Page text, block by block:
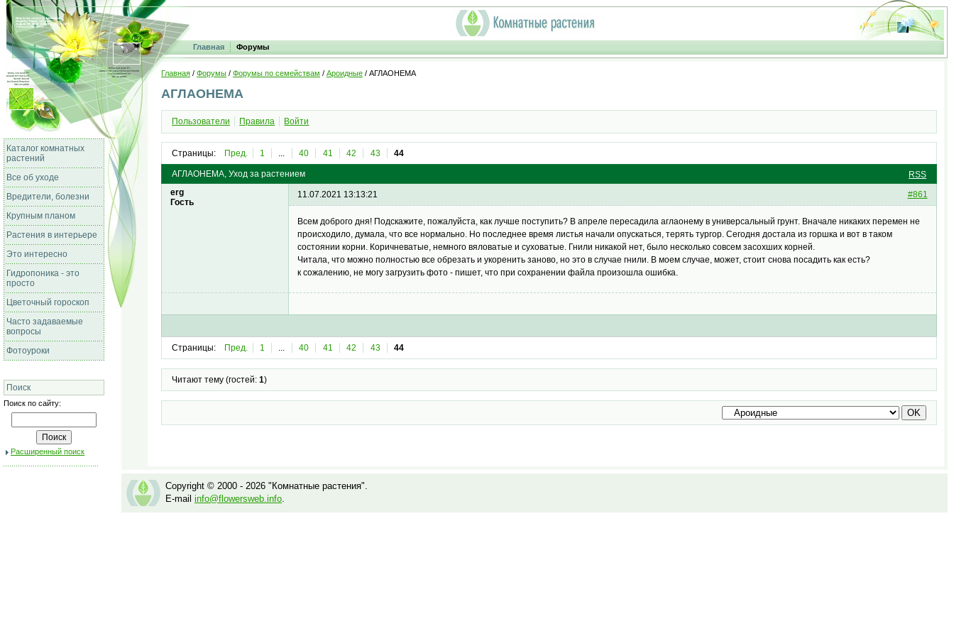
Главная Форумы
Каталог комнатных
растений
Все об уходе
Вредители, болезни
Крупным планом
Растения в интерьере
Это интересно
Гидропоника - это
просто
Цветочный гороскоп
Часто задаваемые
вопросы
Фотоуроки
Поиск
Поиск по сайту:
Расширенный поиск
Главная / Форумы / Форумы по семействам / Ароидные / АГЛАОНЕМА
АГЛАОНЕМА
Пользователи Правила Войти
Страницы: Пред. 1 ... 40 41 42 43 44
RSS
АГЛАОНЕМА, Уход за растением
erg
Гость
#861
11.07.2021 13:13:21
Всем доброго дня! Подскажите, пожалуйста, как лучше поступить? В апреле пересадила аглаонему в универсальный грунт. Вначале никаких перемен не
происходило, думала, что все нормально. Но последнее время листья начали опускаться, терять тургор. Сегодня достала из горшка и вот в таком
состоянии корни. Коричневатые, немного вяловатые и суховатые. Гнили никакой нет, было несколько совсем засохших корней.
Читала, что можно полностью все обрезать и укоренить заново, но это в случае гнили. В моем случае, может, стоит снова посадить как есть?
к сожалению, не могу загрузить фото - пишет, что при сохранении файла произошла ошибка.
Страницы: Пред. 1 ... 40 41 42 43 44
Читают тему (гостей: 1)
Copyright © 2000 - 2026 "Комнатные растения".
E-mail info@flowersweb.info.